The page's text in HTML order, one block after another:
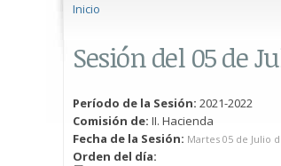
Inicio
Sesión del 05 de
Período de la Sesión: 2021-2022
Comisión de: II. Hacienda
Fecha de la Sesión: Martes 05 de Julio
Orden del día: